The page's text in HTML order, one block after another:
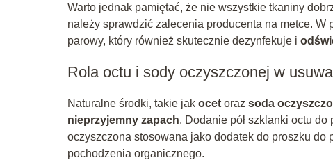
Warto jednak pamiętać, że nie wszystkie tkaniny
należy sprawdzić zalecenia producenta na metce.
parowy, który również skutecznie dezynfekuje i
Rola octu i sody oczyszczonej w
Naturalne środki, takie jak ocet oraz soda
nieprzyjemny zapach. Dodanie pół szklanki octu
oczyszczona stosowana jako dodatek do proszku
pochodzenia organicznego.